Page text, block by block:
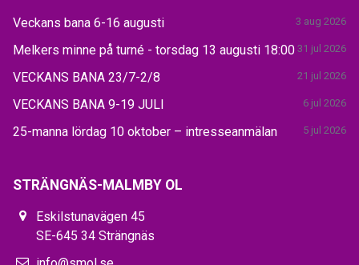
Veckans bana 6-16 augusti 3 aug 2026
Melkers minne på turné - torsdag 13 augusti 18:00 31 jul 2026
VECKANS BANA 23/7-2/8 21 jul 2026
VECKANS BANA 9-19 JULI 6 jul 2026
25-manna lördag 10 oktober – intresseanmälan 5 jul 2026
STRÄNGNÄS-MALMBY OL
Eskilstunavägen 45
SE-645 34 Strängnäs